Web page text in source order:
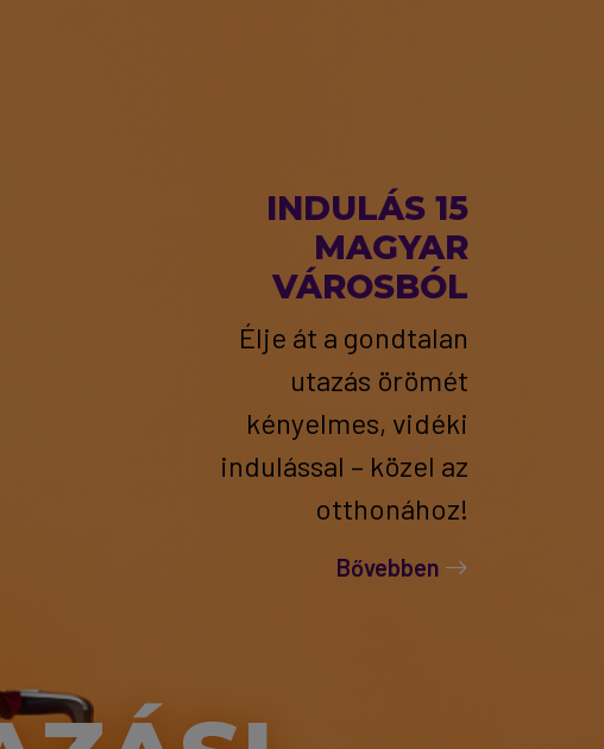
INDULÁS 15
MAGYAR
VÁROSBÓL
Élje át a gondtalan
utazás örömét
kényelmes, vidéki
indulással – közel az
otthonához!
Bővebben